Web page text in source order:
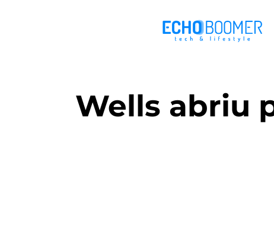
Wells abriu